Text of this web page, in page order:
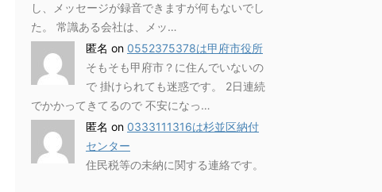
し、メッセージが録音できますが何もないでし
た。 常識ある会社は、メッ…
匿名 on 0552375378は甲府市役所
そもそも甲府市？に住んでいないの
で 掛けられても迷惑です。 2日連続
でかかってきてるので 不安になっ…
匿名 on 0333111316は杉並区納付
センター
住民税等の未納に関する連絡です。